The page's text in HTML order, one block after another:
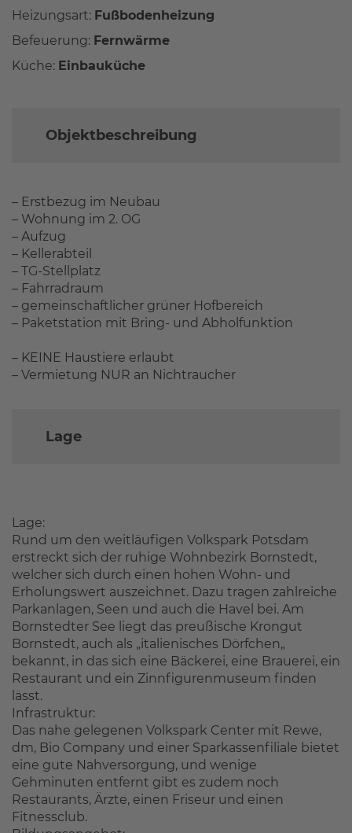
Heizungsart: Fußbodenheizung
Befeuerung: Fernwärme
Küche: Einbauküche
Objektbeschreibung
– Erstbezug im Neubau
– Wohnung im 2. OG
– Aufzug
– Kellerabteil
– TG-Stellplatz
– Fahrradraum
– gemeinschaftlicher grüner Hofbereich
– Paketstation mit Bring- und Abholfunktion
– KEINE Haustiere erlaubt
– Vermietung NUR an Nichtraucher
Lage
Lage:
Rund um den weitläufigen Volkspark Potsdam
erstreckt sich der ruhige Wohnbezirk Bornstedt,
welcher sich durch einen hohen Wohn- und
Erholungswert auszeichnet. Dazu tragen zahlreiche
Parkanlagen, Seen und auch die Havel bei. Am
Bornstedter See liegt das preußische Krongut
Bornstedt, auch als „italienisches Dörfchen„
bekannt, in das sich eine Bäckerei, eine Brauerei, ein
Restaurant und ein Zinnfigurenmuseum finden
lässt.
Infrastruktur:
Das nahe gelegenen Volkspark Center mit Rewe,
dm, Bio Company und einer Sparkassenfiliale bietet
eine gute Nahversorgung, und wenige
Gehminuten entfernt gibt es zudem noch
Restaurants, Ärzte, einen Friseur und einen
Fitnessclub.